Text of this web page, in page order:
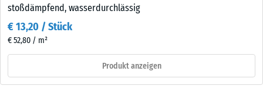
stoßdämpfend, wasserdurchlässig
€ 13,20 / Stück
€ 52,80 / m²
Produkt anzeigen